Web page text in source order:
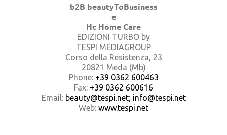
b2B beautyToBusiness
e
Hc Home Care
EDIZIONI TURBO by
TESPI MEDIAGROUP
Corso della Resistenza, 23
20821 Meda (Mb)
Phone: +39 0362 600463
Fax: +39 0362 600616
Email: beauty@tespi.net; info@tespi.net
Web: www.tespi.net